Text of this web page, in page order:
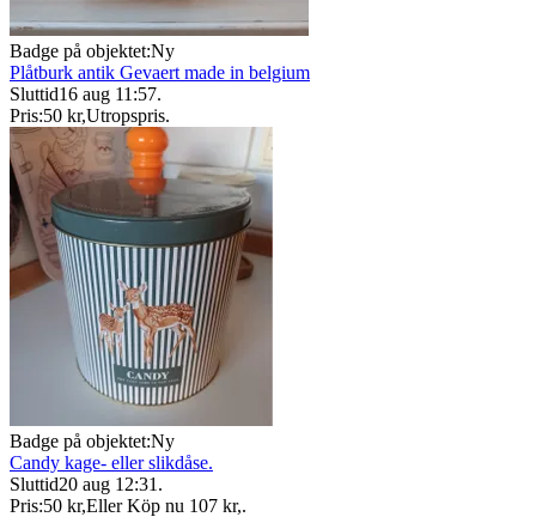
Badge på objektet:Ny
Plåtburk antik Gevaert made in belgium
Sluttid16 aug 11:57.
Pris:50 kr,Utropspris.
Badge på objektet:Ny
Candy kage- eller slikdåse.
Sluttid20 aug 12:31 .
Pris:50 kr,Eller Köp nu 107 kr,.